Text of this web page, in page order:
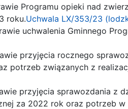
Programu opieki nad
roku.Uchwala LX/353/23
uchwalenia Gminnego
przyjęcia rocznego
potrzeb związanych z
przyjęcia sprawozdania z
za 2022 rok oraz potrzeb